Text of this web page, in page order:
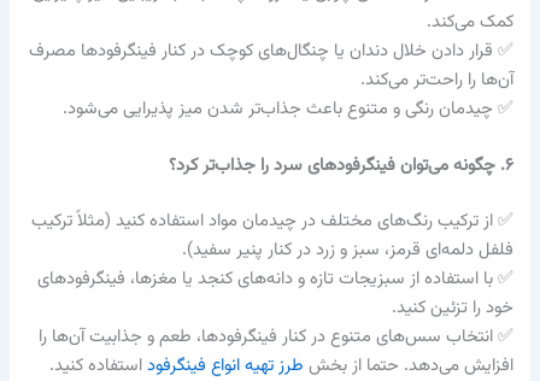
کمک می‌کند.
✅ قرار دادن خلال دندان یا چنگال‌های کوچک در کنار فینگرفودها مصرف
آن‌ها را راحت‌تر می‌کند.
✅ چیدمان رنگی و متنوع باعث جذاب‌تر شدن میز پذیرایی می‌شود.
۶. چگونه می‌توان فینگرفودهای سرد را جذاب‌تر کرد؟
✅ از ترکیب رنگ‌های مختلف در چیدمان مواد استفاده کنید (مثلاً ترکیب
فلفل دلمه‌ای قرمز، سبز و زرد در کنار پنیر سفید).
✅ با استفاده از سبزیجات تازه و دانه‌های کنجد یا مغزها، فینگرفودهای
خود را تزئین کنید.
✅ انتخاب سس‌های متنوع در کنار فینگرفودها، طعم و جذابیت آن‌ها را
افزایش می‌دهد. حتما از بخش طرز تهیه انواع فینگرفوداستفاده کنید.